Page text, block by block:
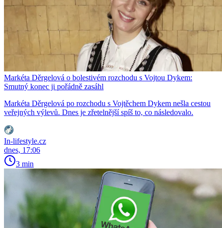
Markéta Děrgelová o bolestivém rozchodu s Vojtou Dykem:
Smutný konec ji pořádně zasáhl
Markéta Děrgelová po rozchodu s Vojtěchem Dykem nešla cestou
veřejných výlevů. Dnes je zřetelnější spíš to, co následovalo.
In-lifestyle.cz
dnes, 17:06
3 min